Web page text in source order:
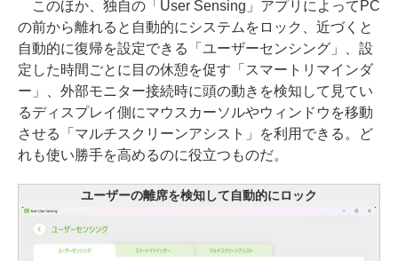
このほか、独自の「User Sensing」アプリによってPC
の前から離れると自動的にシステムをロック、近づくと
自動的に復帰を設定できる「ユーザーセンシング」、設
定した時間ごとに目の休憩を促す「スマートリマインダ
ー」、外部モニター接続時に頭の動きを検知して見てい
るディスプレイ側にマウスカーソルやウィンドウを移動
させる「マルチスクリーンアシスト」を利用できる。ど
れも使い勝手を高めるのに役立つものだ。
ユーザーの離席を検知して自動的にロック